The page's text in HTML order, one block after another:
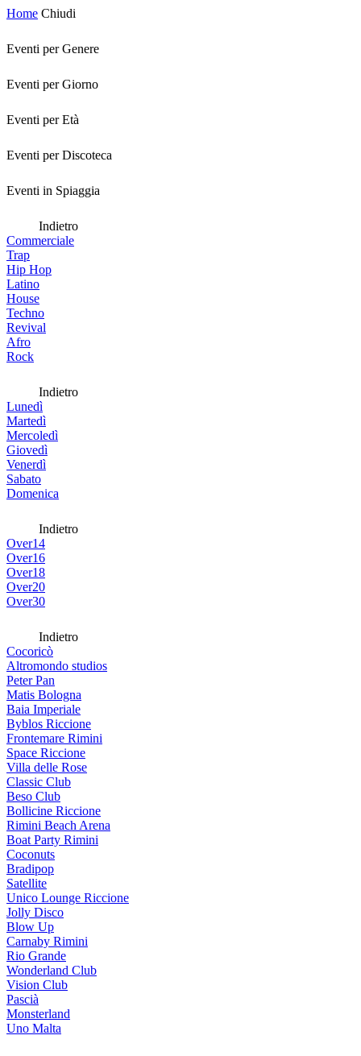
Home Chiudi
Eventi per Genere
Eventi per Giorno
Eventi per Età
Eventi per Discoteca
Eventi in Spiaggia
Indietro
Commerciale
Trap
Hip Hop
Latino
House
Techno
Revival
Afro
Rock
Indietro
Lunedì
Martedì
Mercoledì
Giovedì
Venerdì
Sabato
Domenica
Indietro
Over14
Over16
Over18
Over20
Over30
Indietro
Cocoricò
Altromondo studios
Peter Pan
Matis Bologna
Baia Imperiale
Byblos Riccione
Frontemare Rimini
Space Riccione
Villa delle Rose
Classic Club
Beso Club
Bollicine Riccione
Rimini Beach Arena
Boat Party Rimini
Coconuts
Bradipop
Satellite
Unico Lounge Riccione
Jolly Disco
Blow Up
Carnaby Rimini
Rio Grande
Wonderland Club
Vision Club
Pascià
Monsterland
Uno Malta